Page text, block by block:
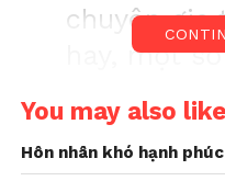
chuyên gia
hay, một
phúc cũng
khó hạnh
You may also
Hôn nhân khó hạnh